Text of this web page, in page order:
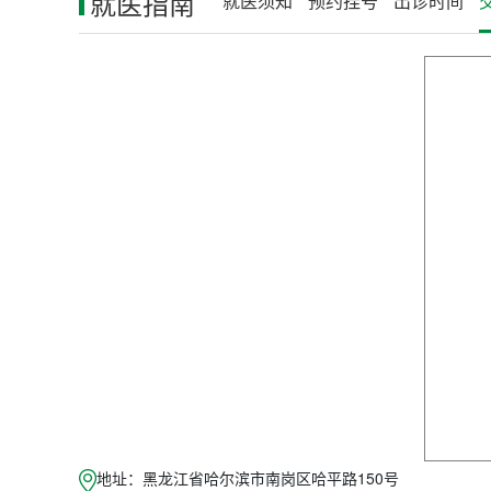
地址：黑龙江省哈尔滨市南岗区哈平路150号